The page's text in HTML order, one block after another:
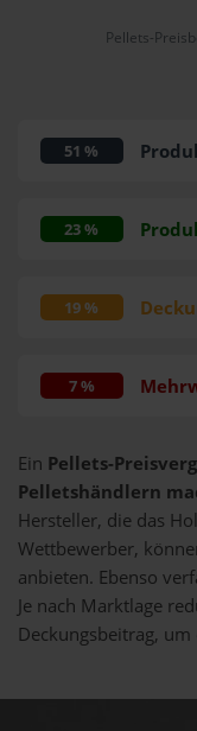
Pellets-
51 %
23 %
19 %
7 %
Ein Pellets-
Pelletshändlern
Hersteller, die das
Wettbewerber,
anbieten. Ebenso
Je nach Marktlage
Deckungsbeitrag,